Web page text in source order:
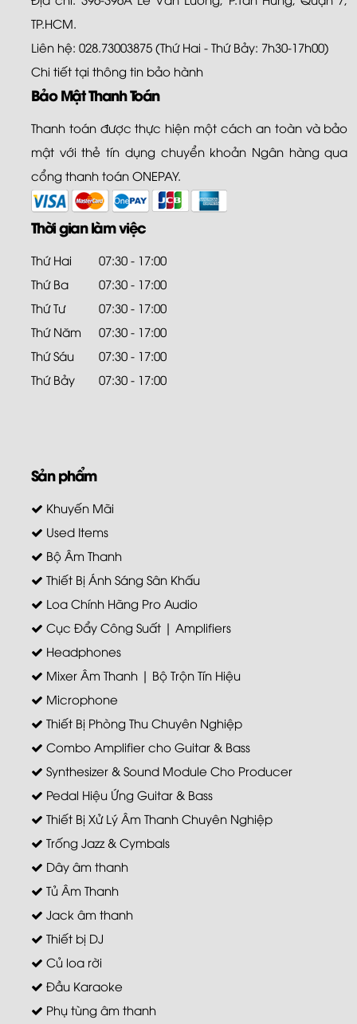
TP.HCM.
Liên hệ: 028.73003875 (Thứ Hai - Thứ Bảy: 7h30-17h00)
Chi tiết tại thông tin bảo hành
Bảo Mật Thanh Toán
Thanh toán được thực hiện một cách an toàn và bảo
mật với thẻ tín dụng chuyển khoản Ngân hàng qua
cổng thanh toán ONEPAY.
Thời gian làm việc
Thứ Hai
07:30 - 17:00
Thứ Ba
07:30 - 17:00
Thứ Tư
07:30 - 17:00
Thứ Năm
07:30 - 17:00
Thứ Sáu
07:30 - 17:00
Thứ Bảy
07:30 - 17:00
Sản phẩm
Khuyến Mãi
Used Items
Bộ Âm Thanh
Thiết Bị Ánh Sáng Sân Khấu
Loa Chính Hãng Pro Audio
Cục Đẩy Công Suất | Amplifiers
Headphones
Mixer Âm Thanh | Bộ Trộn Tín Hiệu
Microphone
Thiết Bị Phòng Thu Chuyên Nghiệp
Combo Amplifier cho Guitar & Bass
Synthesizer & Sound Module Cho Producer
Pedal Hiệu Ứng Guitar & Bass
Thiết Bị Xử Lý Âm Thanh Chuyên Nghiệp
Trống Jazz & Cymbals
Dây âm thanh
Tủ Âm Thanh
Jack âm thanh
Thiết bị DJ
Củ loa rời
Đầu Karaoke
Phụ tùng âm thanh